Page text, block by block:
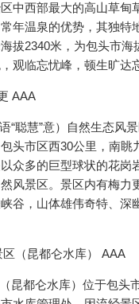
中西部最大的高山草甸
年温泉的优势，其独特
拔2340米，为包头市海
观临忘忧峰，顿生旷达
AAA
聪慧”意）自然生态风景
头市区西30公里，南眺
众多的巨型球状的花岗
风景区。景区内有梅力
谷，山体雄伟奇特、深
（昆都仑水库） AAA
都仑水库）位于包头